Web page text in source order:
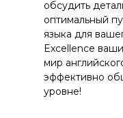
обсудить
оптимальный
языка для
Excellence
мир
эффективно
уровне!